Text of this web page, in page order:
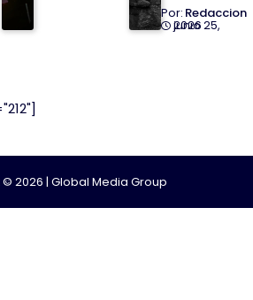
Redaccion
junio 25, 2026